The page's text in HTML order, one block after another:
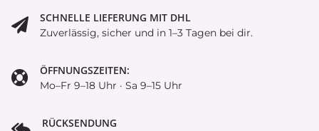
SCHNELLE LIEFERUNG MIT DHL
Zuverlässig, sicher und in 1–3 Tagen bei dir.
ÖFFNUNGSZEITEN:
Mo–Fr 9–18 Uhr · Sa 9–15 Uhr
RÜCKSENDUNG